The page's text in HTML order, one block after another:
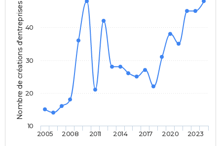
Nombre de créations d'entreprises
2005 2008 2011 2014 2017 2020 2023
10
20
30
40